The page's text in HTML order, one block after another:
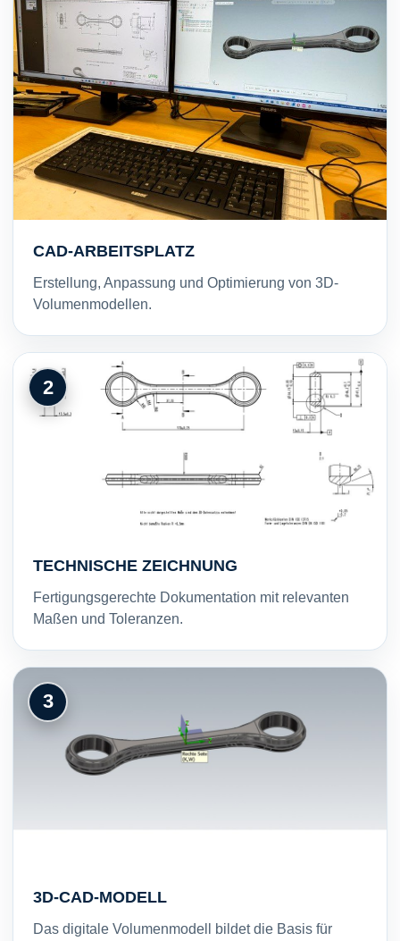
CAD-ARBEITSPLATZ
Erstellung, Anpassung und Optimierung von 3D-
Volumenmodellen.
2
TECHNISCHE ZEICHNUNG
Fertigungsgerechte Dokumentation mit relevanten
Maßen und Toleranzen.
3
3D-CAD-MODELL
Das digitale Volumenmodell bildet die Basis für